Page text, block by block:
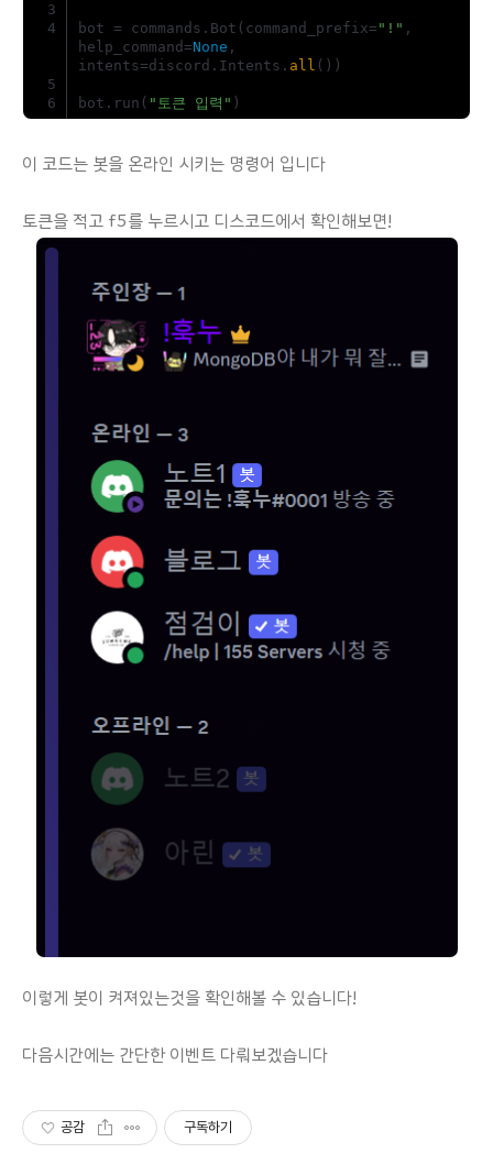
bot = commands.Bot ( command_prefix= "!" ,
help_command=None ,
intents=discord.Intents. all ( ) )
bot.run ( "토큰 입력" )
이 코드는 봇을 온라인 시키는 명령어 입니다
토큰을 적고 f5를 누르시고 디스코드에서 확인해보면!
이렇게 봇이 켜져있는것을 확인해볼 수 있습니다!
다음시간에는 간단한 이벤트 다뤄보겠습니다
공감 구독하기